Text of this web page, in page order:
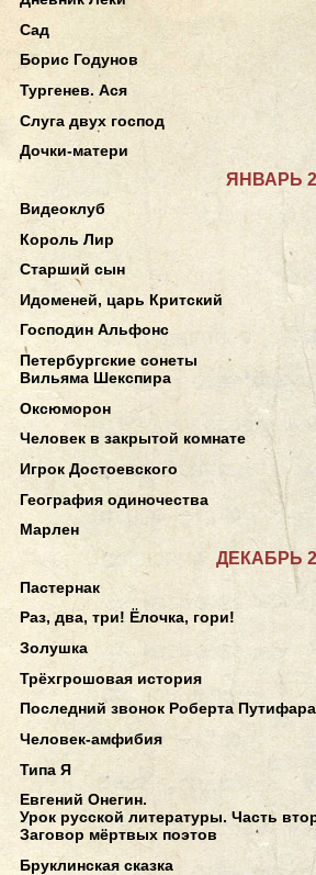
Сад
Борис Годунов
Тургенев. Ася
Слуга двух господ
Дочки-матери
ЯНВАРЬ
Видеоклуб
Король Лир
Старший сын
Идоменей, царь Критский
Господин Альфонс
Петербургские сонеты
Вильяма Шекспира
Оксюморон
Человек в закрытой комнате
Игрок Достоевского
География одиночества
Марлен
ДЕКАБРЬ
Пастернак
Раз, два, три! Ёлочка, гори!
Золушка
Трёхгрошовая история
Последний звонок Роберта Путифара
Человек-амфибия
Типа Я
Евгений Онегин.
Урок русской литературы. Часть
Заговор мёртвых поэтов
Бруклинская сказка